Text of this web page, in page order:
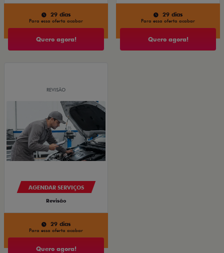
29 dias
Para essa oferta acabar
Quero agora!
29 dias
Para essa oferta acabar
Quero agora!
REVISÃO
AGENDAR SERVIÇOS
Revisão
29 dias
Para essa oferta acabar
Quero agora!